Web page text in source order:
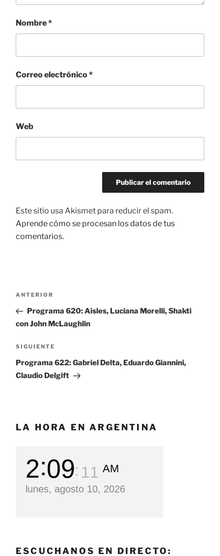
Nombre*
Correo electrónico*
Web
Este sitio usa Akismet para reducir el spam.
Aprende cómo se procesan los datos de tus
comentarios.
Navegación
entradas
Entrada
anterior:
ANTERIOR
Programa 620: Aisles, Luciana Morelli, Shakti
con John McLaughlin
Siguiente
entrada
SIGUIENTE
Programa 622: Gabriel Delta, Eduardo Giannini,
Claudio Delgift
LA HORA EN ARGENTINA
2 09 12 AM
lunes, agosto 10, 2026
ESCUCHANOS EN DIRECTO: